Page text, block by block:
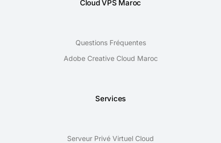
Cloud VPS Maroc
Questions Fréquentes
Adobe Creative Cloud Maroc
Services
Serveur Privé Virtuel Cloud